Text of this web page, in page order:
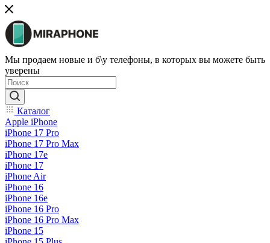
Мы продаем новые и б\у телефоны, в которых вы можете быть
уверены
Каталог
Apple iPhone
iPhone 17 Pro
iPhone 17 Pro Max
iPhone 17e
iPhone 17
iPhone Air
iPhone 16
iPhone 16e
iPhone 16 Pro
iPhone 16 Pro Max
iPhone 15